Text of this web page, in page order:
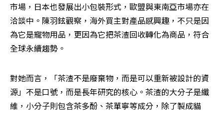
市場，日本也發展出小包裝形式，歐盟與東南亞市場亦在
洽談中。陳羽鉉觀察，海外買主對產品感興趣，不只是因
為它是寵物用品，更因為它把茶渣回收轉化為商品，符合
全球永續趨勢。
對她而言，「茶渣不是廢棄物，而是可以重新被設計的資
源」不是口號，而是長年研究的核心。茶渣的大分子是纖
維，小分子則包含茶多酚、茶單寧等成分，除了製成貓